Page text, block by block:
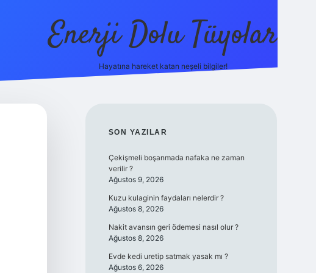
Enerji Dolu Tüyolar
Hayatına hareket katan neşeli bilgiler!
SIDEBAR
SON YAZILAR
Çekişmeli boşanmada nafaka ne zaman
verilir ?
Ağustos 9, 2026
Kuzu kulaginin faydaları nelerdir ?
Ağustos 8, 2026
Nakit avansın geri ödemesi nasıl olur ?
Ağustos 8, 2026
Evde kedi uretip satmak yasak mı ?
Ağustos 6, 2026